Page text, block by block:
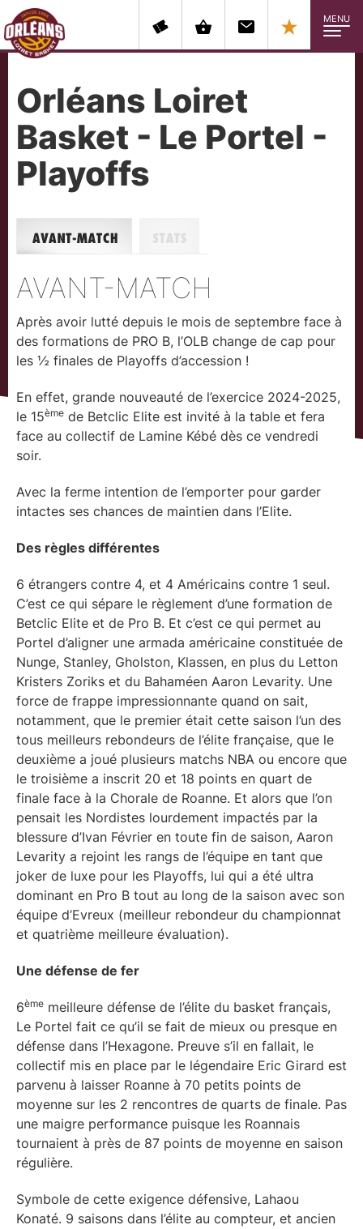
MENU
Orléans Loiret
Basket - Le Portel -
Playoffs
AVANT-MATCH
Après avoir lutté depuis le mois de septembre face à
des formations de PRO B, l’OLB change de cap pour
les ½ finales de Playoffs d’accession !
En effet, grande nouveauté de l’exercice 2024-2025,
le 15ème de Betclic Elite est invité à la table et fera
face au collectif de Lamine Kébé dès ce vendredi
soir.
Avec la ferme intention de l’emporter pour garder
intactes ses chances de maintien dans l’Elite.
Des règles différentes
6 étrangers contre 4, et 4 Américains contre 1 seul.
C’est ce qui sépare le règlement d’une formation de
Betclic Elite et de Pro B. Et c’est ce qui permet au
Portel d’aligner une armada américaine constituée de
Nunge, Stanley, Gholston, Klassen, en plus du Letton
Kristers Zoriks et du Bahaméen Aaron Levarity. Une
force de frappe impressionnante quand on sait,
notamment, que le premier était cette saison l’un des
tous meilleurs rebondeurs de l’élite française, que le
deuxième a joué plusieurs matchs NBA ou encore que
le troisième a inscrit 20 et 18 points en quart de
finale face à la Chorale de Roanne. Et alors que l’on
pensait les Nordistes lourdement impactés par la
blessure d’Ivan Février en toute fin de saison, Aaron
Levarity a rejoint les rangs de l’équipe en tant que
joker de luxe pour les Playoffs, lui qui a été ultra
dominant en Pro B tout au long de la saison avec son
équipe d’Evreux (meilleur rebondeur du championnat
et quatrième meilleure évaluation).
Une défense de fer
6ème meilleure défense de l’élite du basket français,
Le Portel fait ce qu’il se fait de mieux ou presque en
défense dans l’Hexagone. Preuve s’il en fallait, le
collectif mis en place par le légendaire Eric Girard est
parvenu à laisser Roanne à 70 petits points de
moyenne sur les 2 rencontres de quarts de finale. Pas
une maigre performance puisque les Roannais
tournaient à près de 87 points de moyenne en saison
régulière.
Symbole de cette exigence défensive, Lahaou
Konaté. 9 saisons dans l’élite au compteur, et ancien